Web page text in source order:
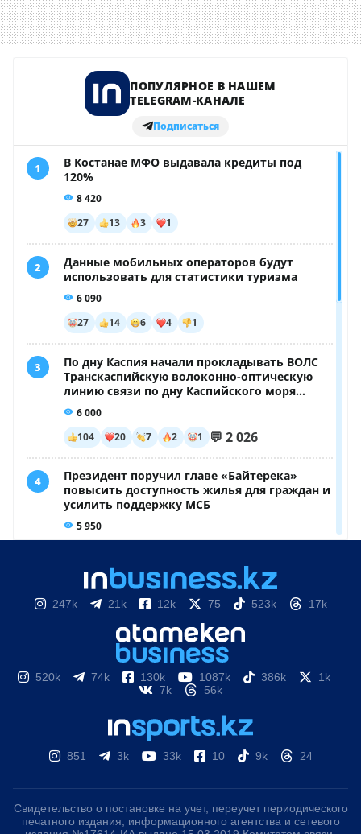
247k 21k 12k 75 523k 17k
520k 74k 130k 1087k 386k
1k
7k
56k
851 3k 33k 10 9k 24
Свидетельство о постановке на учет, переучет периодического
печатного издания, информационного агентства и сетевого